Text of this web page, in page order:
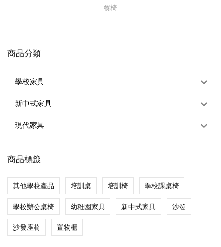
餐椅
商品分類
學校家具
新中式家具
現代家具
商品標籤
其他學校產品 培訓桌 培訓椅 學校課桌椅
學校辦公桌椅 幼稚園家具 新中式家具 沙發
沙發座椅 置物櫃